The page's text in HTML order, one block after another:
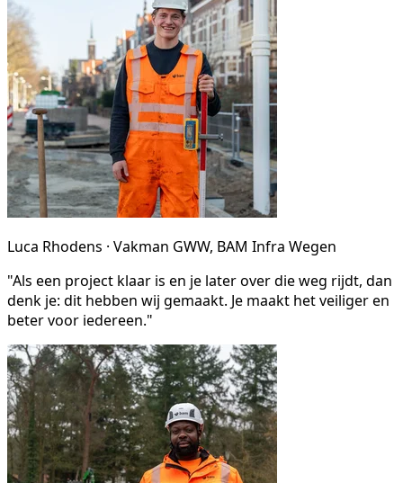
Luca Rhodens · Vakman GWW, BAM Infra Wegen
"Als een project klaar is en je later over die weg rijdt, dan
denk je: dit hebben wij gemaakt. Je maakt het veiliger en
beter voor iedereen."